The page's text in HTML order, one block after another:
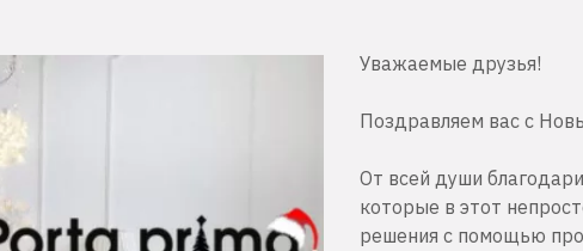
Уважаемые друзья!
Поздравляем вас с
От всей души
которые в этот
решения с помощью